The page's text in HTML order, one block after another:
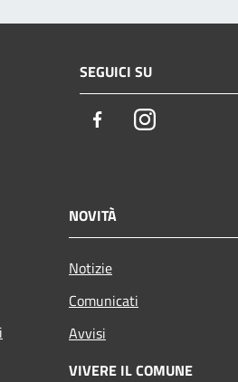
SEGUICI SU
FacebookInstagram
NOVITÀ
Notizie
Comunicati
Avvisi
VIVERE IL COMUNE